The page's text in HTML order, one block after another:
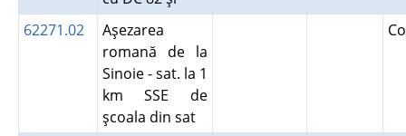
62271.02
Aşezarea
romană de la
Sinoie - sat. la 1
km SSE de
şcoala din sat